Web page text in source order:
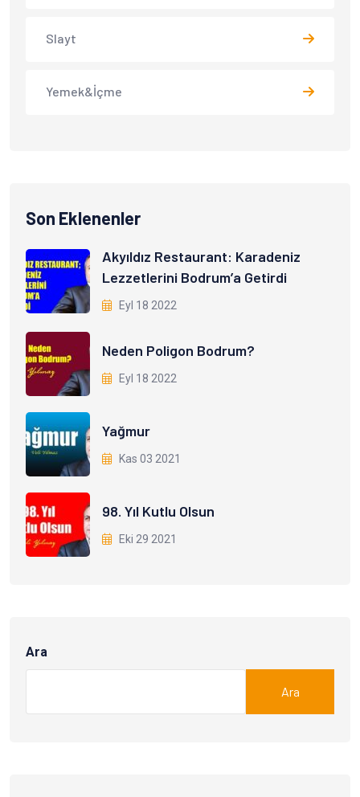
Slayt
Yemek&İçme
Son Eklenenler
Akyıldız Restaurant: Karadeniz
Lezzetlerini Bodrum’a Getirdi
Eyl 18 2022
Neden Poligon Bodrum?
Eyl 18 2022
Yağmur
Kas 03 2021
98. Yıl Kutlu Olsun
Eki 29 2021
Ara
Ara